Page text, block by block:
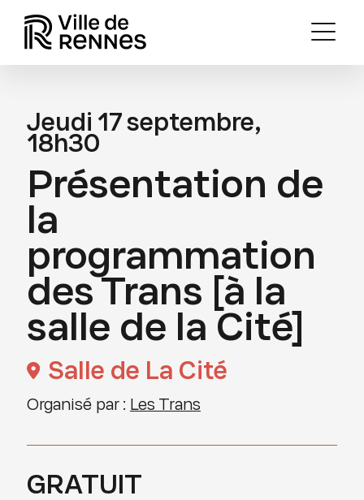
Jeudi 17 septembre,
18h30
Présentation de
la
programmation
des Trans [à la
salle de la Cité]
Salle de La Cité
Organisé par : Les Trans
GRATUIT